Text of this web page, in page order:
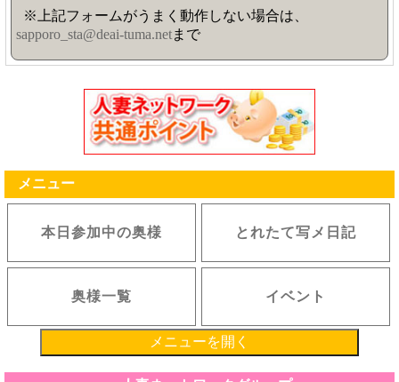
※上記フォームがうまく動作しない場合は、
sapporo_sta@deai-tuma.netまで
メニュー
本日参加中の奥様 とれたて写メ日記
奥様一覧 イベント
メニューを開く